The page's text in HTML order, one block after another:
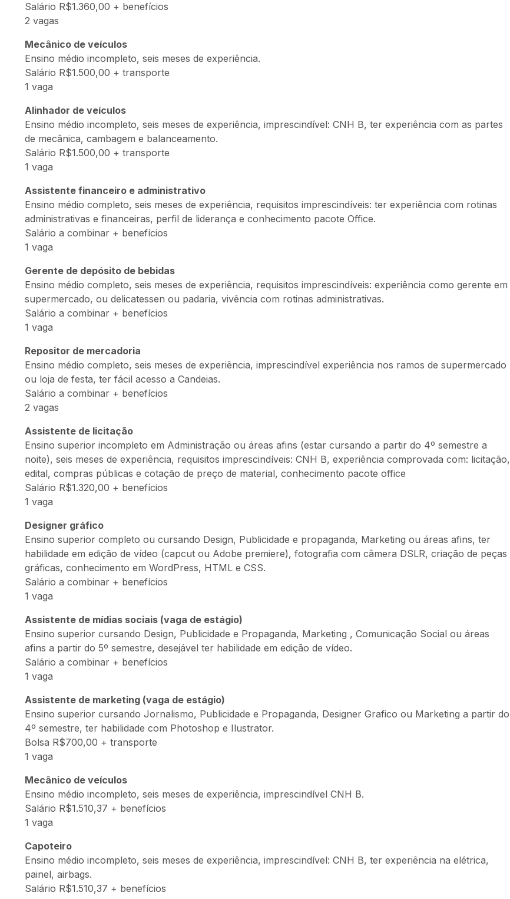
Salário R$1.360,00 + benefícios
2 vagas
Mecânico de veículos
Ensino médio incompleto, seis meses de experiência.
Salário R$1.500,00 + transporte
1 vaga
Alinhador de veículos
Ensino médio incompleto, seis meses de experiência, imprescindível: CNH B, ter experiência com as partes
de mecânica, cambagem e balanceamento.
Salário R$1.500,00 + transporte
1 vaga
Assistente financeiro e administrativo
Ensino médio completo, seis meses de experiência, requisitos imprescindíveis: ter experiência com rotinas
administrativas e financeiras, perfil de liderança e conhecimento pacote Office.
Salário a combinar + benefícios
1 vaga
Gerente de depósito de bebidas
Ensino médio completo, seis meses de experiência, requisitos imprescindíveis: experiência como gerente em
supermercado, ou delicatessen ou padaria, vivência com rotinas administrativas.
Salário a combinar + benefícios
1 vaga
Repositor de mercadoria
Ensino médio completo, seis meses de experiência, imprescindível experiência nos ramos de supermercado
ou loja de festa, ter fácil acesso a Candeias.
Salário a combinar + benefícios
2 vagas
Assistente de licitação
Ensino superior incompleto em Administração ou áreas afins (estar cursando a partir do 4º semestre a
noite), seis meses de experiência, requisitos imprescindíveis: CNH B, experiência comprovada com: licitação,
edital, compras públicas e cotação de preço de material, conhecimento pacote office
Salário R$1.320,00 + benefícios
1 vaga
Designer gráfico
Ensino superior completo ou cursando Design, Publicidade e propaganda, Marketing ou áreas afins, ter
habilidade em edição de vídeo (capcut ou Adobe premiere), fotografia com câmera DSLR, criação de peças
gráficas, conhecimento em WordPress, HTML e CSS.
Salário a combinar + benefícios
1 vaga
Assistente de mídias sociais (vaga de estágio)
Ensino superior cursando Design, Publicidade e Propaganda, Marketing , Comunicação Social ou áreas
afins a partir do 5º semestre, desejável ter habilidade em edição de vídeo.
Salário a combinar + benefícios
1 vaga
Assistente de marketing (vaga de estágio)
Ensino superior cursando Jornalismo, Publicidade e Propaganda, Designer Grafico ou Marketing a partir do
4º semestre, ter habilidade com Photoshop e Ilustrator.
Bolsa R$700,00 + transporte
1 vaga
Mecânico de veículos
Ensino médio incompleto, seis meses de experiência, imprescindível CNH B.
Salário R$1.510,37 + benefícios
1 vaga
Capoteiro
Ensino médio incompleto, seis meses de experiência, imprescindível: CNH B, ter experiência na elétrica,
painel, airbags.
Salário R$1.510,37 + benefícios